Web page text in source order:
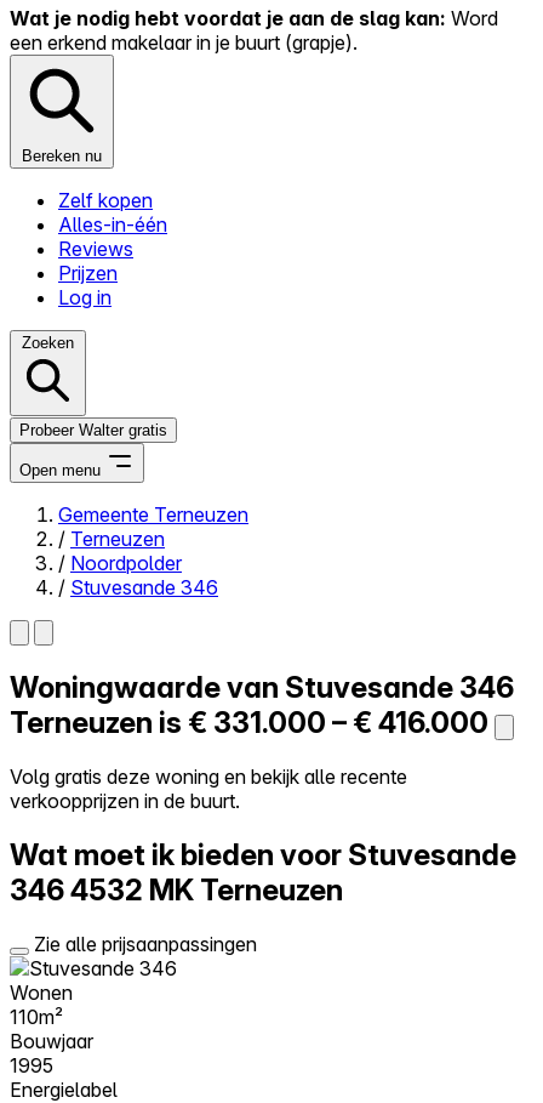
Wat je nodig hebt voordat je aan de slag kan: Word
een erkend makelaar in je buurt (grapje).
Bereken nu
Zelf kopen
Alles-in-één
Reviews
Prijzen
Log in
Zoeken
Probeer Walter gratis
Open menu
Close menu
Zelf kopen
Alles-in-één
Reviews
Log in
Gemeente Terneuzen
/ Terneuzen
/ Noordpolder
/ Stuvesande 346
Woningwaarde van Stuvesande 346
Terneuzen is € 331.000 – € 416.000
Volg gratis deze woning en bekijk alle recente
verkoopprijzen in de buurt.
Wat moet ik bieden voor Stuvesande
3464532 MK Terneuzen
Zie alle prijsaanpassingen
Wonen
110m²
Bouwjaar
1995
Energielabel